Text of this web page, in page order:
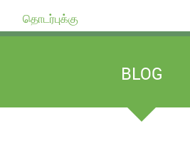
தொடர்புக்கு
BLOG